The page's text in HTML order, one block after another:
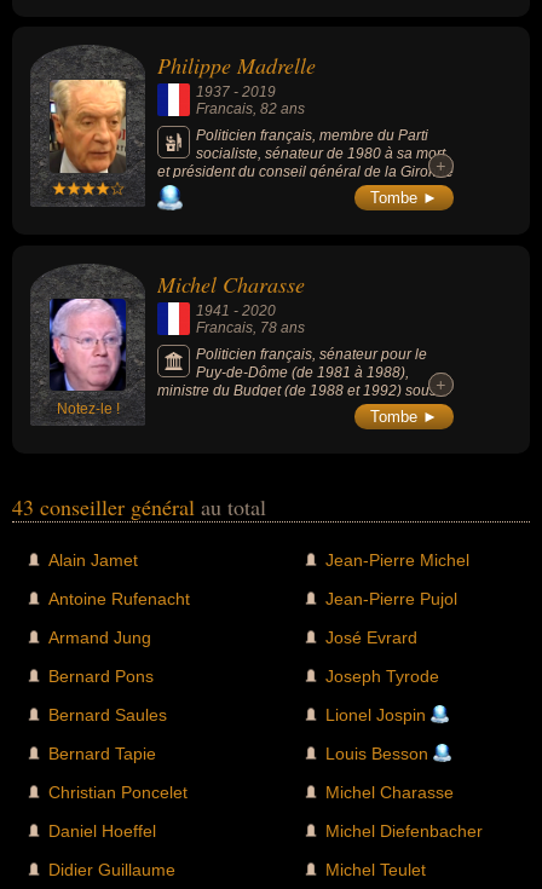
Philippe Madrelle
1937 - 2019
Francais, 82 ans
Politicien français, membre du Parti
socialiste, sénateur de 1980 à sa mort
et président du conseil général de la Gironde
entre 1976 et 2015.
+
+
Tombe ►
Notez-le !
Michel Charasse
1941 - 2020
Francais, 78 ans
Politicien français, sénateur pour le
Puy-de-Dôme (de 1981 à 1988),
ministre du Budget (de 1988 et 1992) sous
François Mitterrand, réélu au Sénat en 1992,
exclu du Parti socialiste en 2008, membre du
+
+
Tombe ►
43 conseiller général au total
Alain Jamet
Antoine Rufenacht
Armand Jung
Bernard Pons
Bernard Saules
Bernard Tapie
Christian Poncelet
Daniel Hoeffel
Didier Guillaume
Jean-Pierre Michel
Jean-Pierre Pujol
José Evrard
Joseph Tyrode
Lionel Jospin
Louis Besson
Michel Charasse
Michel Diefenbacher
Michel Teulet